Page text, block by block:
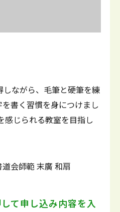
ながら、毛筆と硬筆を練
書く習慣を身につけまし
感じられる教室を目指し
道会師範 末廣 和扇
て申し込み内容を入